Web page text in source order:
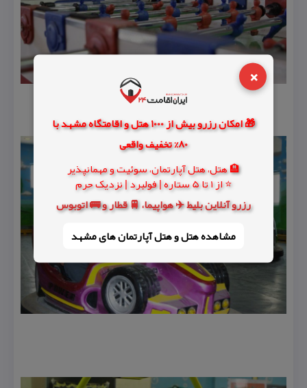
×
🎁 امکان رزرو بیش از 1000 هتل و اقامتگاه مشهد با
80% تخفیف واقعی
🏨 هتل، هتل آپارتمان، سوئیت و مهمانپذیر
⭐ از 1 تا 5 ستاره | فولبرد | نزدیک حرم
رزرو آنلاین بلیط ✈️ هواپیما، 🚆 قطار و 🚌 اتوبوس
مشاهده هتل و هتل‌ آپارتمان های مشهد